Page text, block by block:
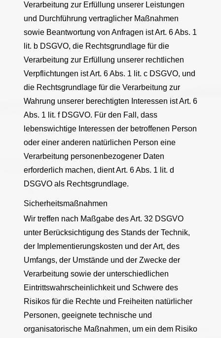
Verarbeitung zur Erfüllung unserer Leistungen
und Durchführung vertraglicher Maßnahmen
sowie Beantwortung von Anfragen ist Art. 6 Abs. 1
lit. b DSGVO, die Rechtsgrundlage für die
Verarbeitung zur Erfüllung unserer rechtlichen
Verpflichtungen ist Art. 6 Abs. 1 lit. c DSGVO, und
die Rechtsgrundlage für die Verarbeitung zur
Wahrung unserer berechtigten Interessen ist Art. 6
Abs. 1 lit. f DSGVO. Für den Fall, dass
lebenswichtige Interessen der betroffenen Person
oder einer anderen natürlichen Person eine
Verarbeitung personenbezogener Daten
erforderlich machen, dient Art. 6 Abs. 1 lit. d
DSGVO als Rechtsgrundlage.
Sicherheitsmaßnahmen
Wir treffen nach Maßgabe des Art. 32 DSGVO
unter Berücksichtigung des Stands der Technik,
der Implementierungskosten und der Art, des
Umfangs, der Umstände und der Zwecke der
Verarbeitung sowie der unterschiedlichen
Eintrittswahrscheinlichkeit und Schwere des
Risikos für die Rechte und Freiheiten natürlicher
Personen, geeignete technische und
organisatorische Maßnahmen, um ein dem Risiko